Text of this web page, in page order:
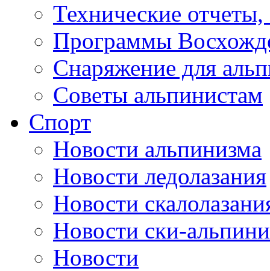
Технические
Программы
Снаряжение для
Советы альпинистам
Спорт
Новости альпинизма
Новости ледолазания
Новости
Новости ски-
Новости